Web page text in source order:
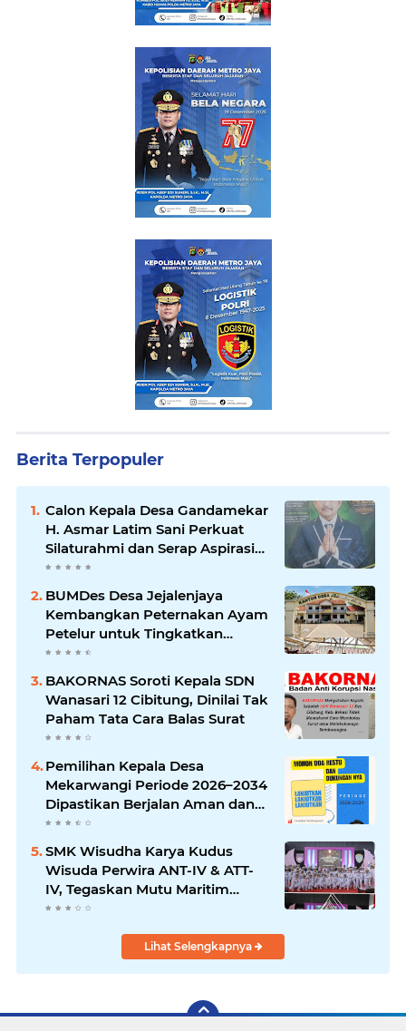
Berita Terpopuler
Calon Kepala Desa Gandamekar
H. Asmar Latim Sani Perkuat
Silaturahmi dan Serap Aspirasi
Warga Demi Kemajuan Desa
BUMDes Desa Jejalenjaya
Kembangkan Peternakan Ayam
Petelur untuk Tingkatkan
Ketahanan Pangan Warga
BAKORNAS Soroti Kepala SDN
Wanasari 12 Cibitung, Dinilai Tak
Paham Tata Cara Balas Surat
Pemilihan Kepala Desa
Mekarwangi Periode 2026–2034
Dipastikan Berjalan Aman dan
Kondusif, H. Subur Rusnadi Siap
SMK Wisudha Karya Kudus
Wisuda Perwira ANT-IV & ATT-
IV, Tegaskan Mutu Maritim
Internasional
Lihat Selengkapnya